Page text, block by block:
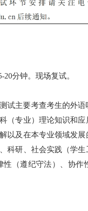
20分钟。现场复试。
试主要考查考生的外
（专业）理论知识和
以及在本专业领域发
科研、社会实践（学
（遵纪守法）、协作